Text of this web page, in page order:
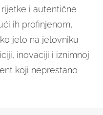
i autentične
ih profinjenom,
jelo na jelovniku
inovaciji i iznimnoj
koji neprestano